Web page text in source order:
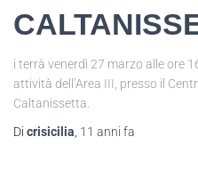
i terrà venerdì 27 marzo alle ore
attività dell’Area III, presso il
Caltanissetta.
Di crisicilia 11 anni fa